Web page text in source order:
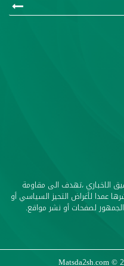
الاخباري ،تهدف الى مقاومة
عمدا لأغراض التحيز السياسي أو
لصفحات أو نشر مواقع.
Matsda2sh.com©